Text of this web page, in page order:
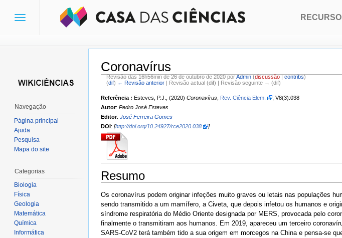
Coronavírus
Revisão das 16h56min de 26 de outubro de 2020 porAdmin (discussão|contribs)
(dif) ← Revisão anterior| Revisão actual (dif) | Revisão seguinte → (dif)
Referência : Esteves, P.J., (2020) Coronavírus Rev. Ciência Elem.
, V8(3):038
Autor: Pedro José Esteves
Editor: José Ferreira Gomes
DOI: [http://doi.org/10.24927/rce2020.038 ]
Resumo
Os coronavírus podem originar infeções muito graves ou letais nas populações
sendo transmitido a um mamífero, a Civeta, que depois infetou os humanos e
síndrome respiratória do Médio Oriente designada por MERS, provocada pelo
finalmente o transmitiram aos humanos. Em 2019, apareceu um terceiro
SARS-CoV2 terá também tido a sua origem em morcegos na China e pensa-se
Toggle
Navegação
Página principal
Ajuda
Pesquisa
Mapa do site
Categorias
Biologia
Física
Geologia
Matemática
Química
Informática